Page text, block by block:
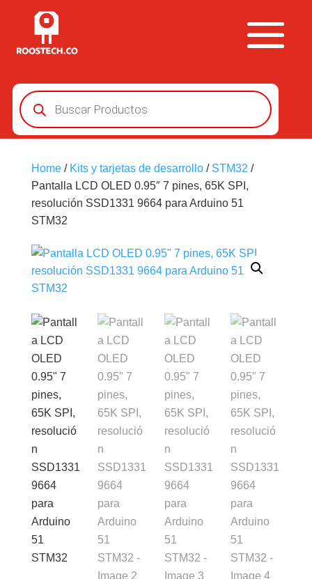
Búsqueda
de
productos
Home/ Kits y tarjetas de desarrollo/ STM32 /
Pantalla LCD OLED 0.95″ 7 pines, 65K SPI,
resolución SSD1331 9664 para Arduino 51
STM32